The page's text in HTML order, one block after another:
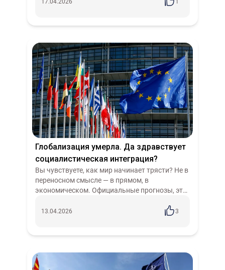
17.04.2026 1
Глобализация умерла. Да здравствует
социалистическая интеграция?
Вы чувствуете, как мир начинает трясти? Не в
переносном смысле — в прямом, в
экономическом. Официальные прогнозы, эти
перестали врать про «устойчивый рост». Они
13.04.2026 3